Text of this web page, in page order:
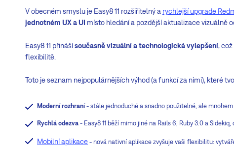
V obecném smyslu je Easy8 11 rozšiřitelný a rychlejší upgrade
jednotném UX a UI místo hledání a pozdější aktualizace vizuálně
Easy8 11 přinášísoučasně vizuální a technologická vylepšení,
flexibilitě.
Toto je seznam nejpopulárnějších výhod (a funkcí za nimi), které
Moderní rozhraní- stále jednoduché a snadno použitelné, ale
Rychlá odezva - Easy8 11 běží mimo jiné na Rails 6, Ruby 3.0 a
Mobilní aplikace - nová nativní aplikace zvyšuje vaši flexibilitu: